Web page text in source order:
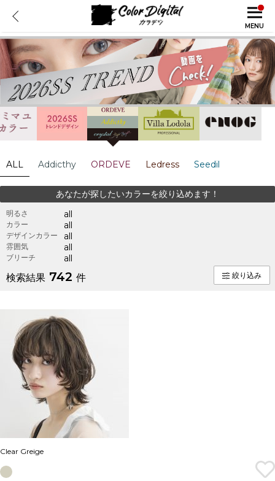
MENU
ALL Addicthy ORDEVE Ledress Seedil
あなたが探したいカラーを絞り込めます！
明るさ all
カラー all
デザインカラー all
雰囲気 all
ブリーチ all
検索結果 742 件 絞り込み
Clear Greige